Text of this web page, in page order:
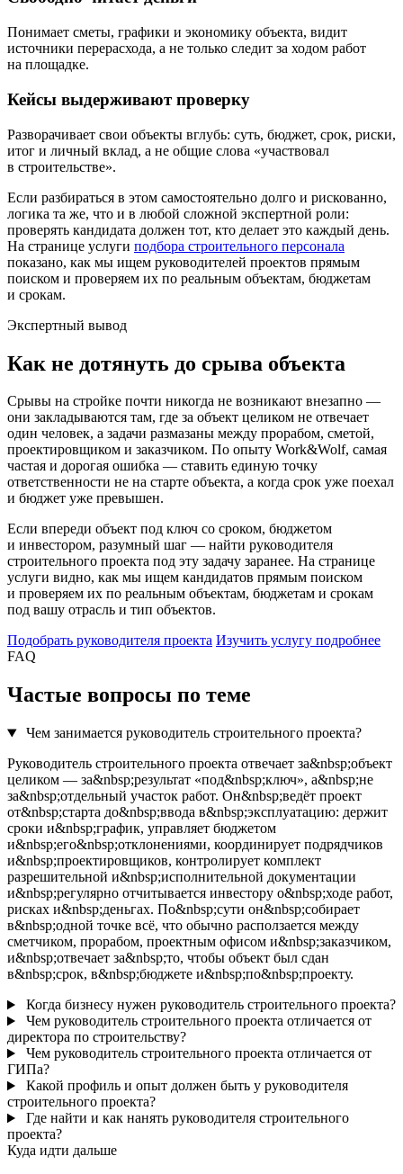
Понимает сметы, графики и экономику объекта, видит
источники перерасхода, а не только следит за ходом работ
на площадке.
Кейсы выдерживают проверку
Разворачивает свои объекты вглубь: суть, бюджет, срок, риски,
итог и личный вклад, а не общие слова «участвовал
в строительстве».
Если разбираться в этом самостоятельно долго и рискованно,
логика та же, что и в любой сложной экспертной роли:
проверять кандидата должен тот, кто делает это каждый день.
На странице услуги подбора строительного персонала
показано, как мы ищем руководителей проектов прямым
поиском и проверяем их по реальным объектам, бюджетам
и срокам.
Экспертный вывод
Как не дотянуть до срыва объекта
Срывы на стройке почти никогда не возникают внезапно —
они закладываются там, где за объект целиком не отвечает
один человек, а задачи размазаны между прорабом, сметой,
проектировщиком и заказчиком. По опыту Work&Wolf, самая
частая и дорогая ошибка — ставить единую точку
ответственности не на старте объекта, а когда срок уже поехал
и бюджет уже превышен.
Если впереди объект под ключ со сроком, бюджетом
и инвестором, разумный шаг — найти руководителя
строительного проекта под эту задачу заранее. На странице
услуги видно, как мы ищем кандидатов прямым поиском
и проверяем их по реальным объектам, бюджетам и срокам
под вашу отрасль и тип объектов.
Подобрать руководителя проекта Изучить услугу подробнее
FAQ
Частые вопросы по теме
Чем занимается руководитель строительного проекта?
Руководитель строительного проекта отвечает за&nbsp;объект
целиком — за&nbsp;результат «под&nbsp;ключ», а&nbsp;не
за&nbsp;отдельный участок работ. Он&nbsp;ведёт проект
от&nbsp;старта до&nbsp;ввода в&nbsp;эксплуатацию: держит
сроки и&nbsp;график, управляет бюджетом
и&nbsp;его&nbsp;отклонениями, координирует подрядчиков
и&nbsp;проектировщиков, контролирует комплект
разрешительной и&nbsp;исполнительной документации
и&nbsp;регулярно отчитывается инвестору о&nbsp;ходе работ,
рисках и&nbsp;деньгах. По&nbsp;сути он&nbsp;собирает
в&nbsp;одной точке всё, что обычно расползается между
сметчиком, прорабом, проектным офисом и&nbsp;заказчиком,
и&nbsp;отвечает за&nbsp;то, чтобы объект был сдан
в&nbsp;срок, в&nbsp;бюджете и&nbsp;по&nbsp;проекту.
Когда бизнесу нужен руководитель строительного проекта?
Чем руководитель строительного проекта отличается от
директора по строительству?
Чем руководитель строительного проекта отличается от
ГИПа?
Какой профиль и опыт должен быть у руководителя
строительного проекта?
Где найти и как нанять руководителя строительного
проекта?
Куда идти дальше